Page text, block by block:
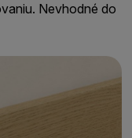
Nevhodné do